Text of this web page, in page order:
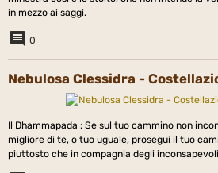
in mezzo ai saggi.
0
Nebulosa Clessidra -
Il Dhammapada : Se sul tuo cammino non
migliore di te, o tuo uguale, prosegui il tuo
piuttosto che in compagnia degli inconsapevoli